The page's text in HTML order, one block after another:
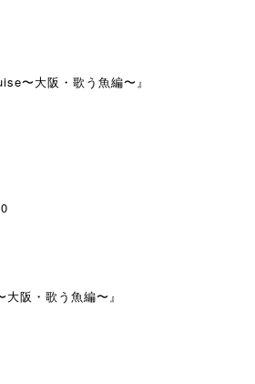
〜大阪・歌う魚編〜』
阪・歌う魚編〜』